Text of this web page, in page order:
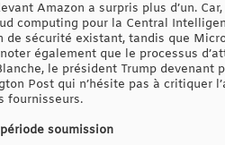
Amazon a surpris plus d’un.
computing pour la Central
sécurité existant, tandis que
également que le processus
le président Trump devenant
Post qui n’hésite pas à critiquer
fournisseurs.
soumission